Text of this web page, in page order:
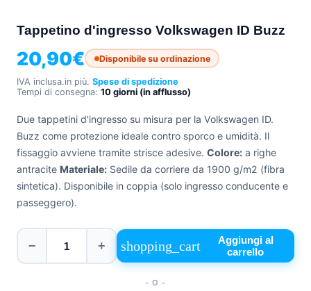
Contattateci
help
Conversione
article
Tutti
gli
articoli
Assistenza
WhatsApp
0471
Tappetino d'ingresso Volkswagen ID Buzz
20,90€ Disponibile su ordinazione
IVA inclusa.in più. Spese di spedizione
Tempi di consegna: 10 giorni (in afflusso)
Due tappetini d'ingresso su misura per la Volkswagen ID.
Buzz come protezione ideale contro sporco e umidità. Il
fissaggio avviene tramite strisce adesive. Colore: a righe
antracite Materiale: Sedile da corriere da 1900 g/m2 (fibra
sintetica). Disponibile in coppia (solo ingresso conducente e
passeggero).
− + shopping_cart
Aggiungi al
carrello
- O -